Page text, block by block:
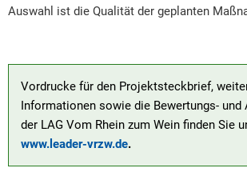
Auswahl ist die Qualität der geplanten
Vordrucke für den Projektsteckbrief,
Informationen sowie die Bewertungs-
der LAG Vom Rhein zum Wein finden Sie
www.leader-vrzw.de.